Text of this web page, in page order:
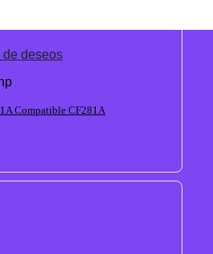
deseos
Compatible CF281A